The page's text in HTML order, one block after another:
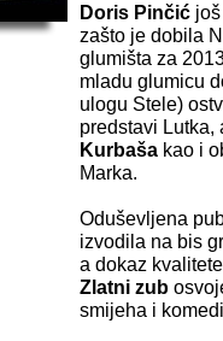
Doris Pinčić
zašto je dobila
glumišta za
mladu glumicu
ulogu Stele)
predstavi
Kurbaša kao i
Marka.
Oduševljena
izvodila na bis
a dokaz
Zlatni zub
smijeha i